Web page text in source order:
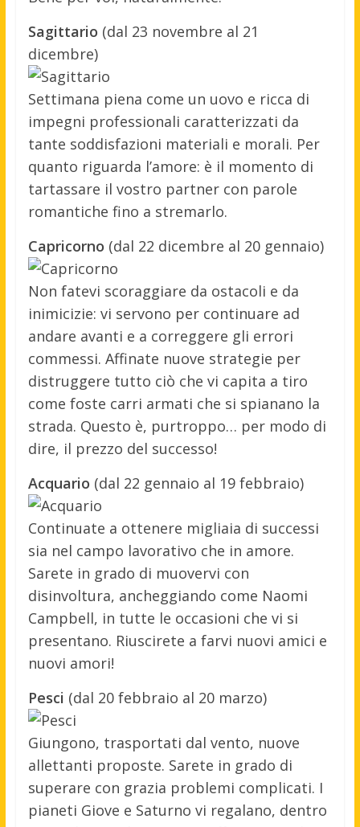
Sagittario (dal 23 novembre al 21
dicembre)
Settimana piena come un uovo e ricca di
impegni professionali caratterizzati da
tante soddisfazioni materiali e morali. Per
quanto riguarda l’amore: è il momento di
tartassare il vostro partner con parole
romantiche fino a stremarlo.
Capricorno (dal 22 dicembre al 20 gennaio)
Non fatevi scoraggiare da ostacoli e da
inimicizie: vi servono per continuare ad
andare avanti e a correggere gli errori
commessi. Affinate nuove strategie per
distruggere tutto ciò che vi capita a tiro
come foste carri armati che si spianano la
strada. Questo è, purtroppo… per modo di
dire, il prezzo del successo!
Acquario (dal 22 gennaio al 19 febbraio)
Continuate a ottenere migliaia di successi
sia nel campo lavorativo che in amore.
Sarete in grado di muovervi con
disinvoltura, ancheggiando come Naomi
Campbell, in tutte le occasioni che vi si
presentano. Riuscirete a farvi nuovi amici e
nuovi amori!
Pesci (dal 20 febbraio al 20 marzo)
Giungono, trasportati dal vento, nuove
allettanti proposte. Sarete in grado di
superare con grazia problemi complicati. I
pianeti Giove e Saturno vi regalano, dentro